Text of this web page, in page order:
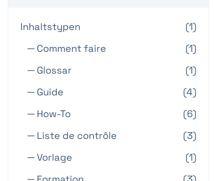
Inhaltstypen
(1)
─ Comment faire
(1)
─ Glossar
(1)
─ Guide
(4)
─ How-To
(6)
─ Liste de contrôle
(3)
─ Vorlage
(1)